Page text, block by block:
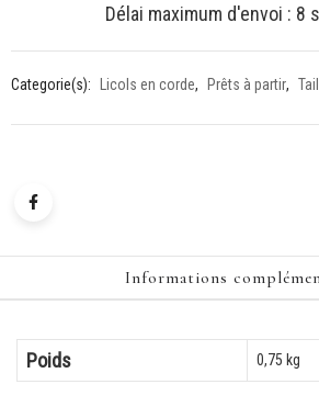
Cheval
Délai maximum d'envoi : 8
Categorie(s): Licols en corde, Prêts à partir,
Informations
Poids 0,75 kg